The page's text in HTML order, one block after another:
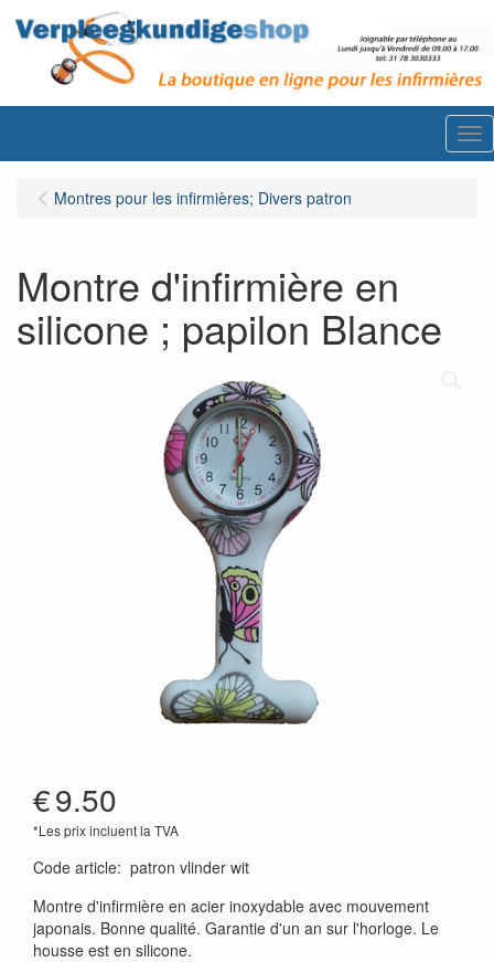
Montres pour les infirmières; Divers patron
Montre d'infirmière en
silicone ; papilon Blance
€9.50
*Les prix incluent la TVA
Code article: patron vlinder wit
Montre d'infirmière en acier inoxydable avec mouvement
japonais. Bonne qualité. Garantie d'un an sur l'horloge. Le
housse est en silicone.